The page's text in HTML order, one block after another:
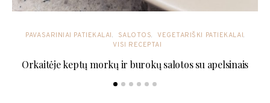
PAVASARINIAI PATIEKALAI SALOTOS
VEGETARIŠKI PATIEKALAI
VISI RECEPTAI
Orkaitėje keptų morkų ir burokų salotos su apelsinais